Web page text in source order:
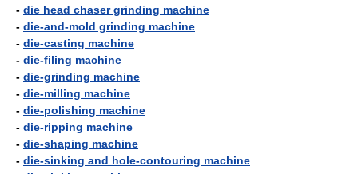
- die head chaser grinding machine
- die-and-mold grinding machine
- die-casting machine
- die-filing machine
- die-grinding machine
- die-milling machine
- die-polishing machine
- die-ripping machine
- die-shaping machine
- die-sinking and hole-contouring machine